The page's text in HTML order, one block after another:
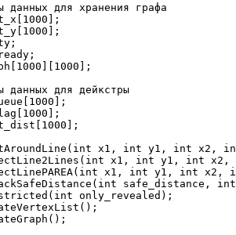
для хранения графа
для дейкстры
x1, int y1, int x2,
x1, int y1, int
x1, int y1, int x2,
safe_distance,
only_revealed);